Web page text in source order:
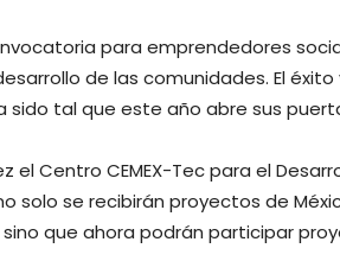
para emprendedores
de las comunidades. El
sido tal que este año abre sus
el Centro CEMEX-Tec para el
solo se recibirán proyectos de
que ahora podrán participar